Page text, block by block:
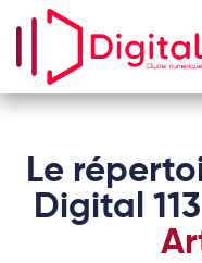
Se rendre au contenu
Le
Digital